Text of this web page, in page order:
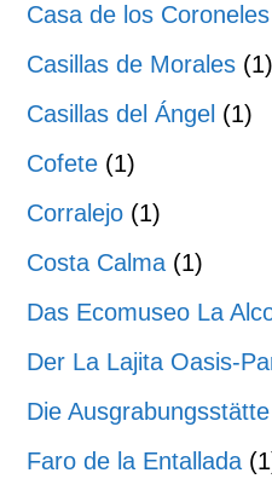
Casa de los Coroneles
Casillas de Morales (1)
Casillas del Ángel (1)
Cofete (1)
Corralejo (1)
Costa Calma (1)
Das Ecomuseo La
Der La Lajita Oasis-
Die
Faro de la Entallada